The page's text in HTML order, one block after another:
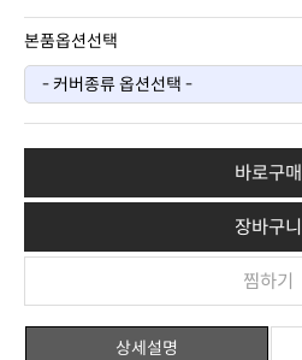
본품옵션선택
바로구매
장바구니
찜하기
상세설명